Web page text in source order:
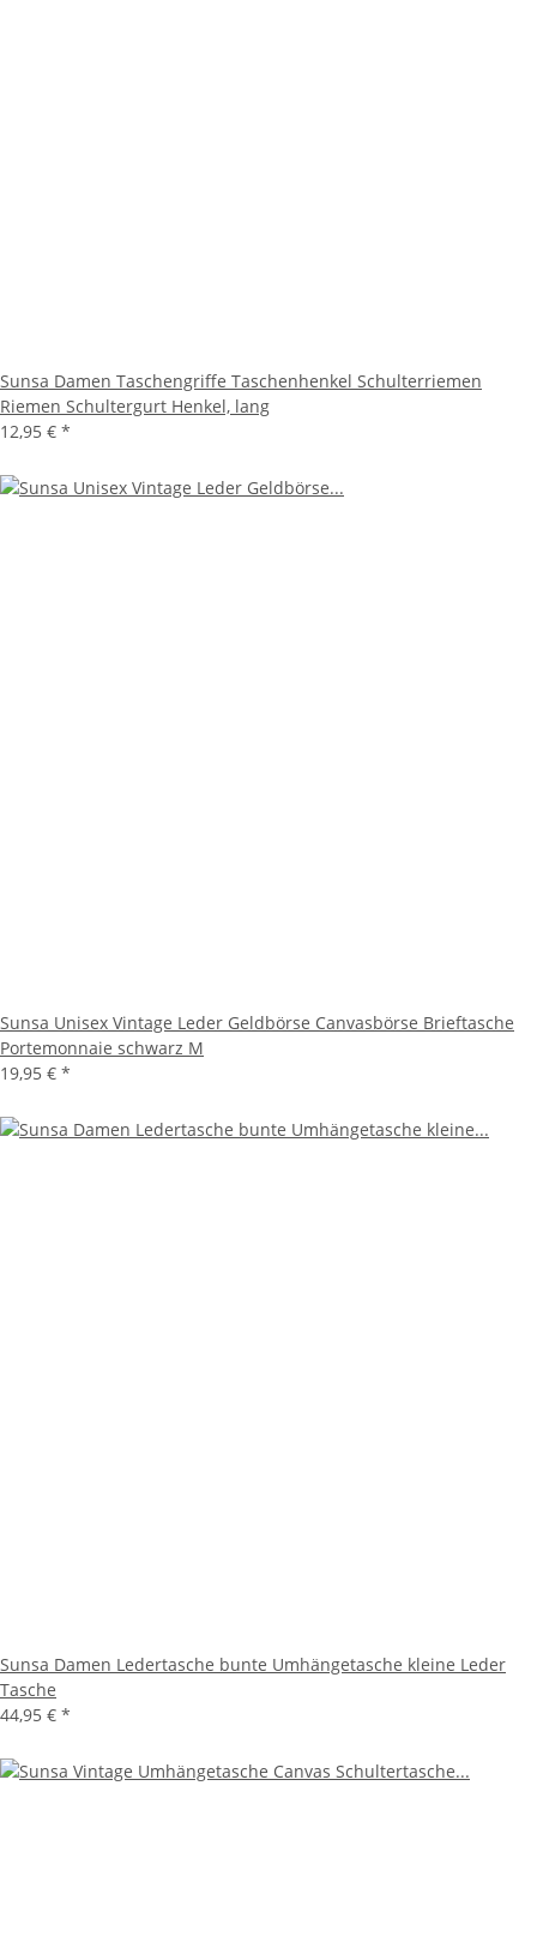
Sunsa Damen Taschengriffe Taschenhenkel Schulterriemen
Riemen Schultergurt Henkel, lang
12,95 € *
Sunsa Unisex Vintage Leder Geldbörse Canvasbörse Brieftasche
Portemonnaie schwarz M
19,95 € *
Sunsa Damen Ledertasche bunte Umhängetasche kleine Leder
Tasche
44,95 € *